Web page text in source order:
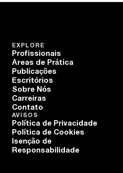
EXPLORE
Profissionais
Áreas de Prática
Publicações
Escritórios
Sobre Nós
Carreiras
Contato
AVISOS
Política de Privacidade
Política de Cookies
Isenção de
Responsabilidade